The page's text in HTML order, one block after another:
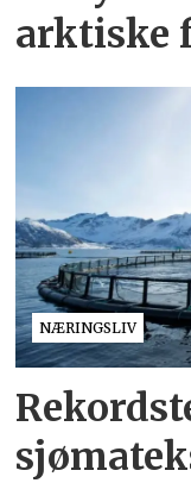
arktiske
NÆRINGSLIV